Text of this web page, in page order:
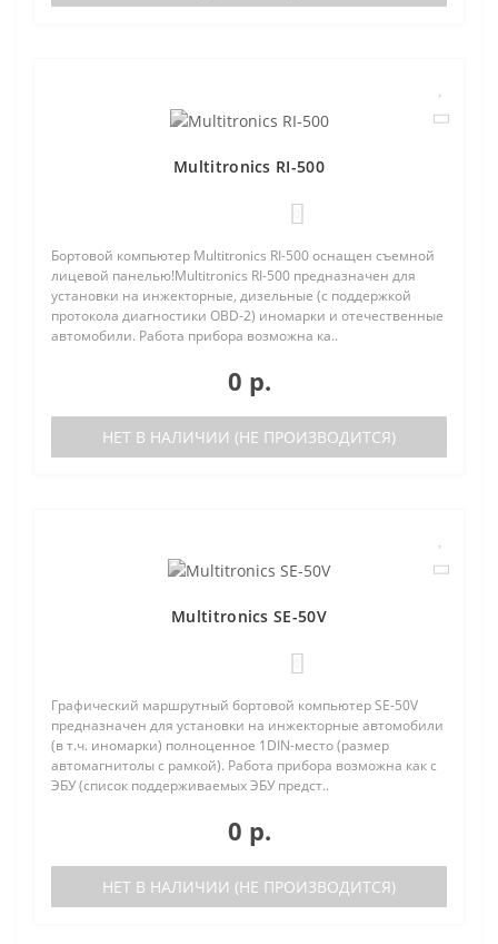
Multitronics RI-500
Бортовой компьютер Multitronics RI-500 оснащен съемной
лицевой панелью!Multitronics RI-500 предназначен для
установки на инжекторные, дизельные (с поддержкой
протокола диагностики OBD-2) иномарки и отечественные
автомобили. Работа прибора возможна ка..
0 р.
НЕТ В НАЛИЧИИ (НЕ ПРОИЗВОДИТСЯ)
Multitronics SE-50V
Графический маршрутный бортовой компьютер SE-50V
предназначен для установки на инжекторные автомобили
(в т.ч. иномарки) полноценное 1DIN-место (размер
автомагнитолы с рамкой). Работа прибора возможна как с
ЭБУ (список поддерживаемых ЭБУ предст..
0 р.
НЕТ В НАЛИЧИИ (НЕ ПРОИЗВОДИТСЯ)